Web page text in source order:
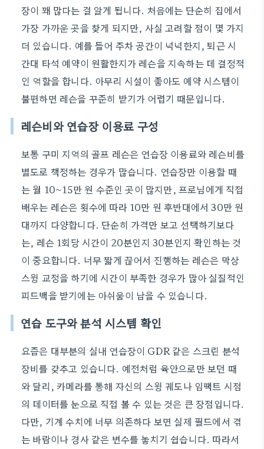
장이 꽤 많다는 걸 알게 됩니다. 처음에는 단순히 집에서
가장 가까운 곳을 찾게 되지만, 사실 고려할 점이 몇 가지
더 있습니다. 예를 들어 주차 공간이 넉넉한지, 퇴근 시
간대 타석 예약이 원활한지가 레슨을 지속하는 데 결정적
인 역할을 합니다. 아무리 시설이 좋아도 예약 시스템이
불편하면 레슨을 꾸준히 받기가 어렵기 때문입니다.
레슨비와 연습장 이용료 구성
보통 구미 지역의 골프 레슨은 연습장 이용료와 레슨비를
별도로 책정하는 경우가 많습니다. 연습장만 이용할 때
는 월 10~15만 원 수준인 곳이 많지만, 프로님에게 직접
배우는 레슨은 횟수에 따라 10만 원 후반대에서 30만 원
대까지 다양합니다. 단순히 가격만 보고 선택하기보다
는, 레슨 1회당 시간이 20분인지 30분인지 확인하는 것
이 중요합니다. 너무 짧게 끊어서 진행하는 레슨은 막상
스윙 교정을 하기에 시간이 부족한 경우가 많아 실질적인
피드백을 받기에는 아쉬움이 남을 수 있습니다.
연습 도구와 분석 시스템 확인
요즘은 대부분의 실내 연습장이 GDR 같은 스크린 분석
장비를 갖추고 있습니다. 예전처럼 육안으로만 보던 때
와 달리, 카메라를 통해 자신의 스윙 궤도나 임팩트 시점
의 데이터를 눈으로 직접 볼 수 있는 것은 큰 장점입니다.
다만, 기계 수치에 너무 의존하다 보면 실제 필드에서 겪
는 바람이나 경사 같은 변수를 놓치기 쉽습니다. 따라서